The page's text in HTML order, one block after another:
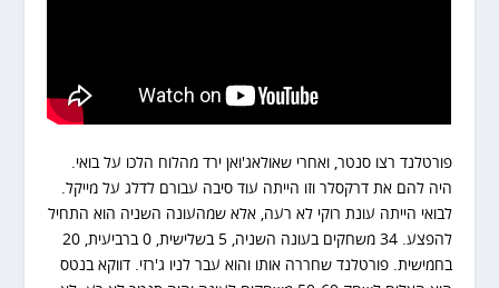
פורטלנד רצו סנטר, ואחרי שאולאג'ואן ירד מהלוח הלכו על בואי.
היה להם את דרקסלר וזו הייתה עוד סיבה עבורם לדלג על מייקל.
לבואי הייתה עונת רוקי לא רעה, אלא שמהעונה השניה הוא התחיל
להפצע. 34 משחקים בעונה השניה, 5 בשלישית, 0 ברביעית, 20
בחמישית. פורטלנד שחררה אותו והוא עבר לניו ג'רזי. דווקא בנטס